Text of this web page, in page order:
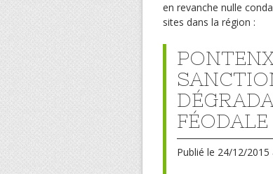
en revanche nulle
sites dans la région :
FÉODALE
Publié le 24/12/2015